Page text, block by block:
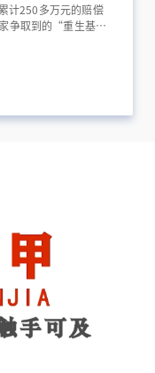
计250多万元的赔偿
争取到的“重生基